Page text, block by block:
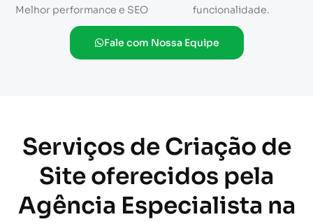
Melhor performance e SEO
funcionalidade.
Fale com Nossa Equipe
Serviços de Criação de
Site oferecidos pela
Agência Especialista na